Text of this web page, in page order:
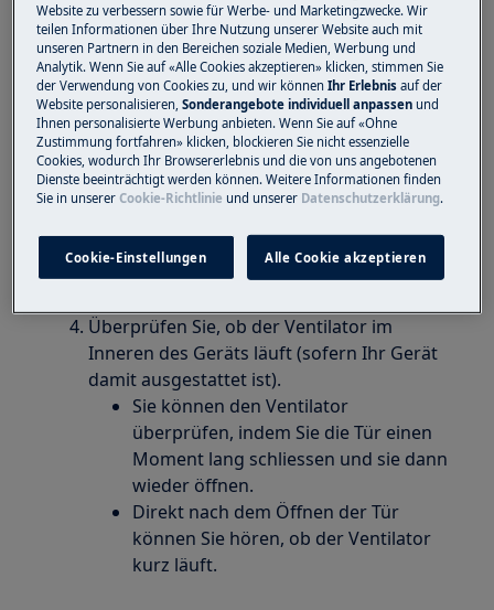
Temperatur im Gefriergerät schneller zu
senken.
Wenn Sie eine grosse Menge
ungekühlter Lebensmitteln in das
Gerät gelegt haben, steigt die
Temperatur im Innenraum an und ein
Alarmsignal kann ertönen.
Dieses verstummt erst wieder, wenn
die Temperatur den eingestellten
Wert erreicht hat.
Überprüfen Sie, ob der Ventilator im
Inneren des Geräts läuft (sofern Ihr Gerät
damit ausgestattet ist).
Sie können den Ventilator
überprüfen, indem Sie die Tür einen
Moment lang schliessen und sie dann
wieder öffnen.
Direkt nach dem Öffnen der Tür
können Sie hören, ob der Ventilator
kurz läuft.
Website zu verbessern sowie für Werbe- und Marketingzwecke. Wir
teilen Informationen über Ihre Nutzung unserer Website auch mit
unseren Partnern in den Bereichen soziale Medien, Werbung und
Analytik. Wenn Sie auf «Alle Cookies akzeptieren» klicken, stimmen Sie
der Verwendung von Cookies zu, und wir könnenIhr Erlebnisauf der
Website personalisieren,Sonderangebote individuell anpassen und
Ihnen personalisierte Werbung anbieten. Wenn Sie auf «Ohne
Zustimmung fortfahren» klicken, blockieren Sie nicht essenzielle
Cookies, wodurch Ihr Browsererlebnis und die von uns angebotenen
Dienste beeinträchtigt werden können. Weitere Informationen finden
Sie in unsererCookie-Richtlinie und unserer Datenschutzerklärung.
Cookie-Einstellungen Alle Cookie akzeptieren